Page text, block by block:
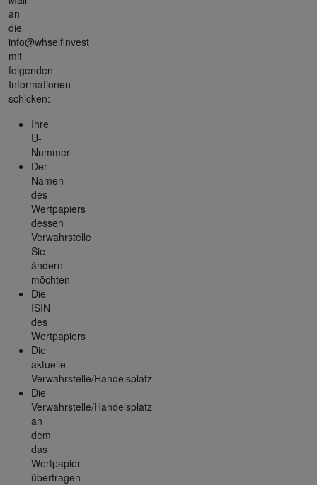
an
die
info@whselfinvest
mit
folgenden
Informationen
schicken:
Ihre
U-
Nummer
Der
Namen
des
Wertpapiers
dessen
Verwahrstelle
Sie
ändern
möchten
Die
ISIN
des
Wertpapiers
Die
aktuelle
Verwahrstelle/Handelsplatz
Die
Verwahrstelle/Handelsplatz
an
dem
das
Wertpapier
übertragen